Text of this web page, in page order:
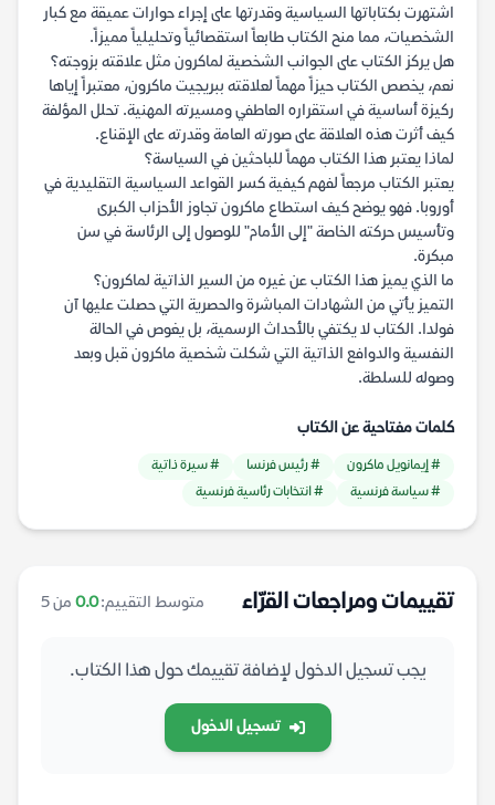
اشتهرت بكتاباتها السياسية وقدرتها على إجراء حوارات عميقة مع كبار
الشخصيات، مما منح الكتاب طابعاً استقصائياً وتحليلياً مميزاً.
هل يركز الكتاب على الجوانب الشخصية لماكرون مثل علاقته بزوجته؟
نعم، يخصص الكتاب حيزاً مهماً لعلاقته ببريجيت ماكرون، معتبراً إياها
ركيزة أساسية في استقراره العاطفي ومسيرته المهنية. تحلل المؤلفة
كيف أثرت هذه العلاقة على صورته العامة وقدرته على الإقناع.
لماذا يعتبر هذا الكتاب مهماً للباحثين في السياسة؟
يعتبر الكتاب مرجعاً لفهم كيفية كسر القواعد السياسية التقليدية في
أوروبا. فهو يوضح كيف استطاع ماكرون تجاوز الأحزاب الكبرى
وتأسيس حركته الخاصة "إلى الأمام" للوصول إلى الرئاسة في سن
مبكرة.
ما الذي يميز هذا الكتاب عن غيره من السير الذاتية لماكرون؟
التميز يأتي من الشهادات المباشرة والحصرية التي حصلت عليها آن
فولدا. الكتاب لا يكتفي بالأحداث الرسمية، بل يغوص في الحالة
النفسية والدوافع الذاتية التي شكلت شخصية ماكرون قبل وبعد
وصوله للسلطة.
كلمات مفتاحية عن الكتاب
# إيمانويل ماكرون # رئيس فرنسا
# سيرة ذاتية
# سياسة فرنسية
# انتخابات رئاسية فرنسية
تقييمات ومراجعات القرّاء متوسط التقييم:0.0 من 5
يجب تسجيل الدخول لإضافة تقييمك حول هذا الكتاب.
تسجيل الدخول